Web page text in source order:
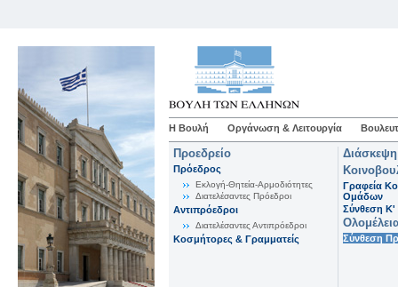
Η Βουλή Οργάνωση & Λειτουργία
Προεδρείο
Πρόεδρος
Εκλογή-Θητεία-Αρμοδιότητες
Διατελέσαντες Πρόεδροι
Αντιπρόεδροι
Διατελέσαντες Αντιπρόεδροι
Κοσμήτορες & Γραμματείς
Γραφεία
Ομάδων
Σύνθεση K'
Σύνθεση